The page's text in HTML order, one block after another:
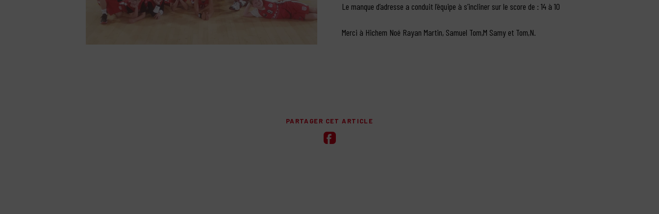
Le manque d’adresse a conduit l’équipe à s’incliner sur le score de : 14 à 10
Merci à Hichem Noé Rayan Martin, Samuel Tom,M Samy et Tom,N.
PARTAGER CET ARTICLE